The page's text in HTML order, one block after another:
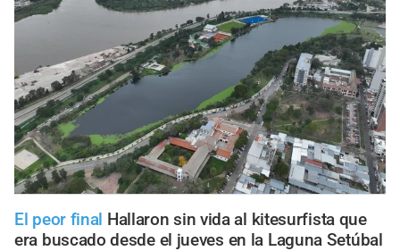
El peor final Hallaron sin vida al kitesurfista que
era buscado desde el jueves en la Laguna Setúbal